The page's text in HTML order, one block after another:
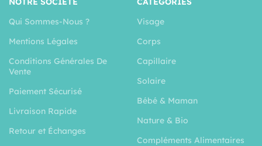
Qui Sommes-Nous ?
Mentions Légales
Conditions Générales De
Vente
Paiement Sécurisé
Livraison Rapide
Retour et Échanges
Visage
Corps
Capillaire
Solaire
Bébé & Maman
Nature & Bio
Compléments Alimentaires